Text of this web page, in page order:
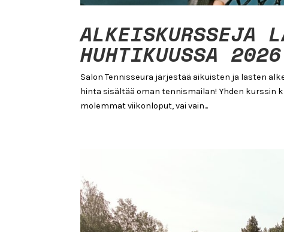
HUHTIKUUSSA
Salon Tennisseura järjestää aikuisten ja lasten
hinta sisältää oman tennismailan! Yhden kurssin
molemmat viikonloput, vai vain...